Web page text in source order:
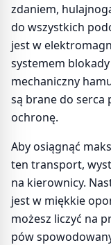
zdaniem,
do wszystkich
jest w
systemem blokady
mechaniczny
są brane do serca
ochronę.
Aby osiągnąć
ten transport,
na kierownicy.
jest w miękkie
możesz liczyć na
pów